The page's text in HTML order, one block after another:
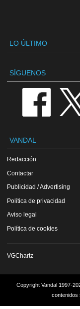
LO ÚLTIMO
SÍGUENOS
VANDAL
Redacción
Contactar
Publicidad / Advertising
Política de privacidad
Aviso legal
Política de cookies
VGChartz
Copyright Vandal 1997-
contenidos